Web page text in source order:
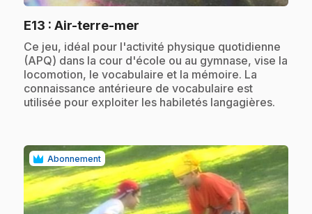
E13 : Air-terre-mer
.Ce jeu, idéal pour l'activité physique quotidienne
(APQ) dans la cour d'école ou au gymnase, vise la
locomotion, le vocabulaire et la mémoire. La
connaissance antérieure de vocabulaire est
utilisée pour exploiter les habiletés langagières.
Abonnement